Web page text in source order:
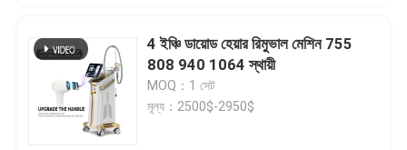
4 ইঞ্চি ডায়োড হেয়ার রিমুভাল মেশিন 755
808 940 1064 স্থায়ী
MOQ：1 সেট
মূল্য：2500$-2950$